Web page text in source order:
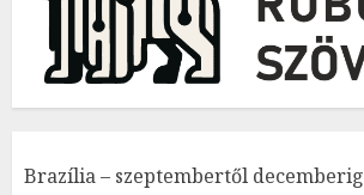
Brazília – szeptembertől decemberig